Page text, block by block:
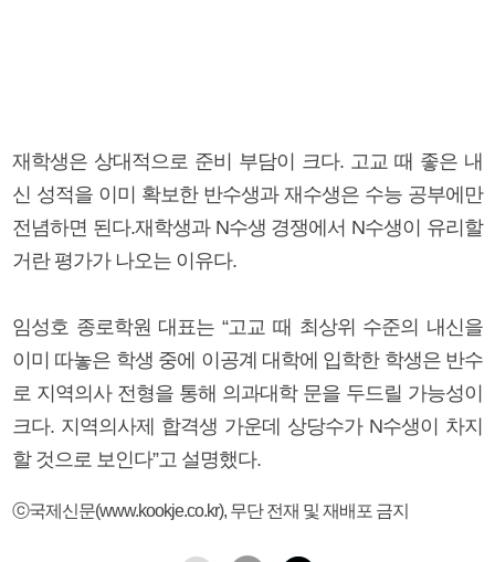
재학생은 상대적으로 준비 부담이 크다. 고교 때 좋은 내
신 성적을 이미 확보한 반수생과 재수생은 수능 공부에만
전념하면 된다.재학생과 N수생 경쟁에서 N수생이 유리할
거란 평가가 나오는 이유다.
임성호 종로학원 대표는 “고교 때 최상위 수준의 내신을
이미 따놓은 학생 중에 이공계 대학에 입학한 학생은 반수
로 지역의사 전형을 통해 의과대학 문을 두드릴 가능성이
크다. 지역의사제 합격생 가운데 상당수가 N수생이 차지
할 것으로 보인다”고 설명했다.
ⓒ국제신문(www.kookje.co.kr), 무단 전재 및 재배포 금지